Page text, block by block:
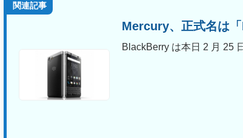
関連記事
Mercury、正式名は
BlackBerry は本日 2 月 25